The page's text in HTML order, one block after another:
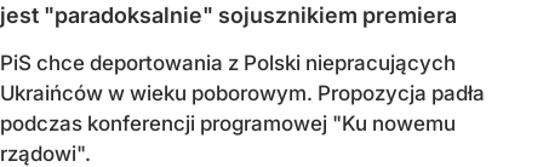
jest "paradoksalnie" sojusznikiem premiera
PiS chce deportowania z Polski niepracujących
Ukraińców w wieku poborowym. Propozycja padła
podczas konferencji programowej "Ku nowemu
rządowi".